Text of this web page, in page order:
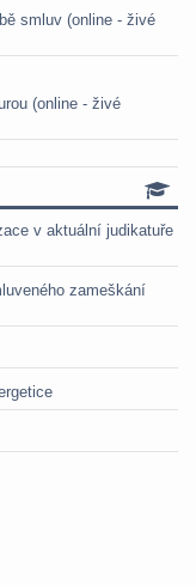
smluv (online - živé
(online - živé
v aktuální judikatuře
zameškání